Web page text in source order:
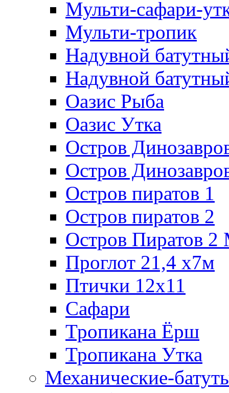
Мульти-сафари-
Мульти-тропик
Надувной
Надувной
Оазис Рыба
Оазис Утка
Остров
Остров
Остров пиратов 1
Остров пиратов 2
Остров Пиратов 2
Проглот 21,4 х7м
Птички 12х11
Сафари
Тропикана Ёрш
Тропикана Утка
Механические-